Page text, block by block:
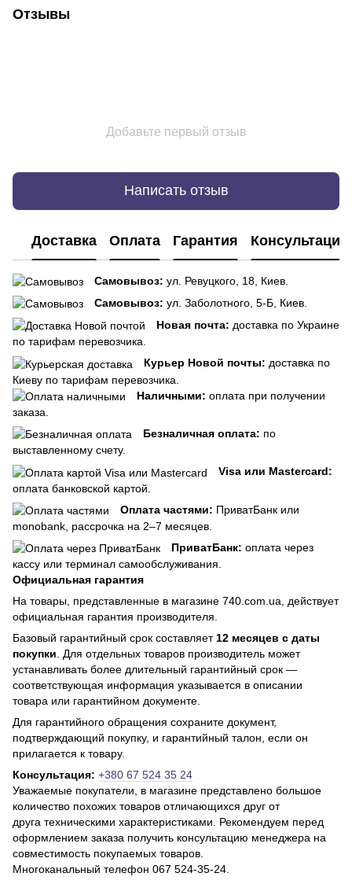
Отзывы
Добавьте первый отзыв
Написать отзыв
Доставка Оплата Гарантия Консультация
Самовывоз: ул. Ревуцкого, 18, Киев.
Самовывоз: ул. Заболотного, 5-Б, Киев.
Новая почта: доставка по Украине
по тарифам перевозчика.
Курьер Новой почты: доставка по
Киеву по тарифам перевозчика.
Наличными: оплата при получении
заказа.
Безналичная оплата: по
выставленному счету.
Visa или Mastercard:
оплата банковской картой.
Оплата частями: ПриватБанк или
monobank, рассрочка на 2–7 месяцев.
ПриватБанк: оплата через
кассу или терминал самообслуживания.
Официальная гарантия
На товары, представленные в магазине 740.com.ua, действует
официальная гарантия производителя.
Базовый гарантийный срок составляет12 месяцев с даты
покупки. Для отдельных товаров производитель может
устанавливать более длительный гарантийный срок —
соответствующая информация указывается в описании
товара или гарантийном документе.
Для гарантийного обращения сохраните документ,
подтверждающий покупку, и гарантийный талон, если он
прилагается к товару.
Консультация: +380 67 524 35 24
Уважаемые покупатели, в магазине представлено большое
количество похожих товаров отличающихся друг от
друга техническими характеристиками. Рекомендуем перед
оформлением заказа получить консультацию менеджера на
совместимость покупаемых товаров.
Многоканальный телефон 067 524-35-24.